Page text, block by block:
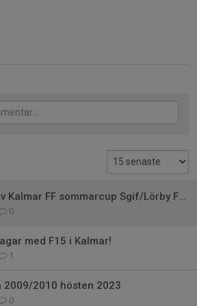
Summering av Kalmar FF sommarcup Sgif/Lörby F14
0
med F15 i Kalmar!
1
2009/2010 hösten 2023
0